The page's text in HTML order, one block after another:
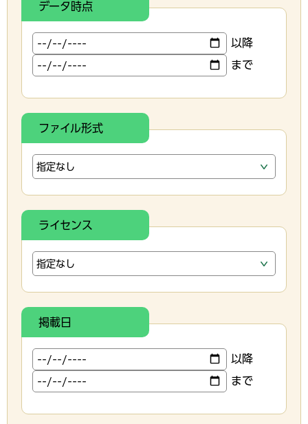
データ時点
以降
まで
ファイル形式
ライセンス
掲載日
以降
まで